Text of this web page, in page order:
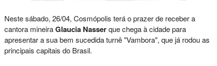
Neste sábado, 26/04, Cosmópolis terá o prazer de receber a
cantora mineiraGlaucia Nasserque chega à cidade para
apresentar a sua bem sucedida turnê "Vambora", que já rodou as
principais capitais do Brasil.